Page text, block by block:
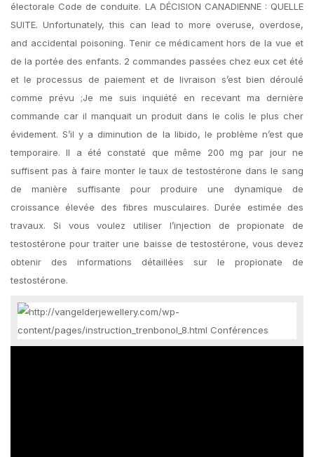
électorale Code de conduite. LA DÉCISION CANADIENNE : QUELLE
SUITE. Unfortunately, this can lead to more overuse, overdose,
and accidental poisoning. Tenir ce médicament hors de la vue et
de la portée des enfants. 2 commandes passées chez eux cet été
et le processus de paiement et de livraison s’est bien déroulé
comme prévu ;Je me suis inquiété en recevant ma dernière
commande car il manquait un produit dans le colis le plus cher
évidement. S’il y a diminution de la libido, le problème n’est que
temporaire. Il a été constaté que même 200 mg par jour ne
suffisent pas à faire monter le taux de testostérone dans le sang
de manière suffisante pour produire une dynamique de
croissance élevée des fibres musculaires. Durée estimée des
travaux. Si vous voulez utiliser l’injection de propionate de
testostérone pour traiter une baisse de testostérone, vous devez
obtenir des informations détaillées sur le propionate de
testostérone.